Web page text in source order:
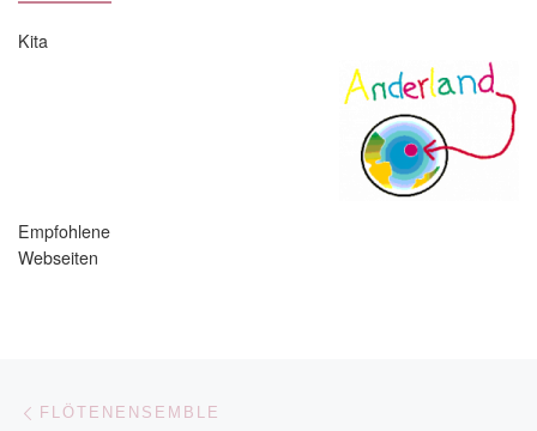
Kita
Empfohlene
Webseiten
Beitragsnavigation
FLÖTENENSEMBLE